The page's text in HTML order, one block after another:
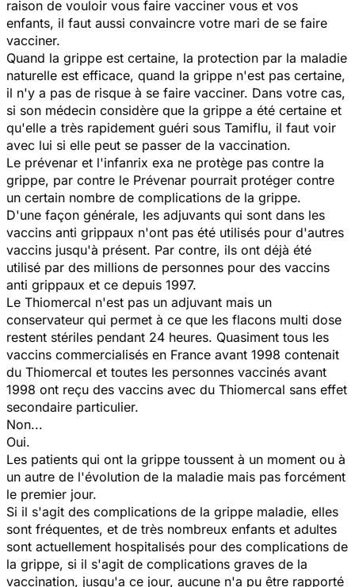
raison de vouloir vous faire vacciner vous et vos
enfants, il faut aussi convaincre votre mari de se faire
vacciner.
Quand la grippe est certaine, la protection par la maladie
naturelle est efficace, quand la grippe n'est pas certaine,
il n'y a pas de risque à se faire vacciner. Dans votre cas,
si son médecin considère que la grippe a été certaine et
qu'elle a très rapidement guéri sous Tamiflu, il faut voir
avec lui si elle peut se passer de la vaccination.
Le prévenar et l'infanrix exa ne protège pas contre la
grippe, par contre le Prévenar pourrait protéger contre
un certain nombre de complications de la grippe.
D'une façon générale, les adjuvants qui sont dans les
vaccins anti grippaux n'ont pas été utilisés pour d'autres
vaccins jusqu'à présent. Par contre, ils ont déjà été
utilisé par des millions de personnes pour des vaccins
anti grippaux et ce depuis 1997.
Le Thiomercal n'est pas un adjuvant mais un
conservateur qui permet à ce que les flacons multi dose
restent stériles pendant 24 heures. Quasiment tous les
vaccins commercialisés en France avant 1998 contenait
du Thiomercal et toutes les personnes vaccinés avant
1998 ont reçu des vaccins avec du Thiomercal sans effet
secondaire particulier.
Non...
Oui.
Les patients qui ont la grippe toussent à un moment ou à
un autre de l'évolution de la maladie mais pas forcément
le premier jour.
Si il s'agit des complications de la grippe maladie, elles
sont fréquentes, et de très nombreux enfants et adultes
sont actuellement hospitalisés pour des complications de
la grippe, si il s'agit de complications graves de la
vaccination, jusqu'a ce jour, aucune n'a pu être rapporté